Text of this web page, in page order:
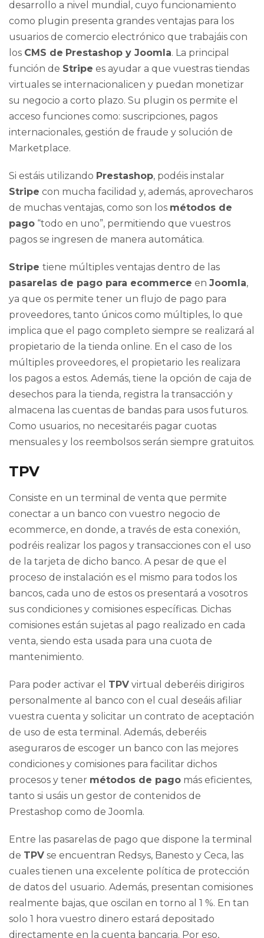
desarrollo a nivel mundial, cuyo funcionamiento
como plugin presenta grandes ventajas para los
usuarios de comercio electrónico que trabajáis con
los CMS de Prestashop y Joomla. La principal
función de Stripe es ayudar a que vuestras tiendas
virtuales se internacionalicen y puedan monetizar
su negocio a corto plazo. Su plugin os permite el
acceso funciones como: suscripciones, pagos
internacionales, gestión de fraude y solución de
Marketplace.
Si estáis utilizando Prestashop, podéis instalar
Stripe con mucha facilidad y, además, aprovecharos
de muchas ventajas, como son los métodos de
pago “todo en uno”, permitiendo que vuestros
pagos se ingresen de manera automática.
Stripe tiene múltiples ventajas dentro de las
pasarelas de pago para ecommerce en Joomla,
ya que os permite tener un flujo de pago para
proveedores, tanto únicos como múltiples, lo que
implica que el pago completo siempre se realizará al
propietario de la tienda online. En el caso de los
múltiples proveedores, el propietario les realizara
los pagos a estos. Además, tiene la opción de caja de
desechos para la tienda, registra la transacción y
almacena las cuentas de bandas para usos futuros.
Como usuarios, no necesitaréis pagar cuotas
mensuales y los reembolsos serán siempre gratuitos.
TPV
Consiste en un terminal de venta que permite
conectar a un banco con vuestro negocio de
ecommerce, en donde, a través de esta conexión,
podréis realizar los pagos y transacciones con el uso
de la tarjeta de dicho banco. A pesar de que el
proceso de instalación es el mismo para todos los
bancos, cada uno de estos os presentará a vosotros
sus condiciones y comisiones específicas. Dichas
comisiones están sujetas al pago realizado en cada
venta, siendo esta usada para una cuota de
mantenimiento.
Para poder activar el TPV virtual deberéis dirigiros
personalmente al banco con el cual deseáis afiliar
vuestra cuenta y solicitar un contrato de aceptación
de uso de esta terminal. Además, deberéis
aseguraros de escoger un banco con las mejores
condiciones y comisiones para facilitar dichos
procesos y tener métodos de pago más eficientes,
tanto si usáis un gestor de contenidos de
Prestashop como de Joomla.
Entre las pasarelas de pago que dispone la terminal
de TPV se encuentran Redsys, Banesto y Ceca, las
cuales tienen una excelente política de protección
de datos del usuario. Además, presentan comisiones
realmente bajas, que oscilan en torno al 1 %. En tan
solo 1 hora vuestro dinero estará depositado
directamente en la cuenta bancaria. Por eso,